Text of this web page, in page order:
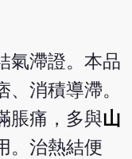
氣滯證。本品
消積導滯。
脹痛，多與山
。治熱結便